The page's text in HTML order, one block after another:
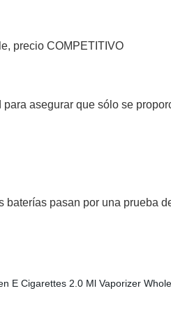
precio COMPETITIVO
asegurar que sólo se
baterías pasan por una prueba